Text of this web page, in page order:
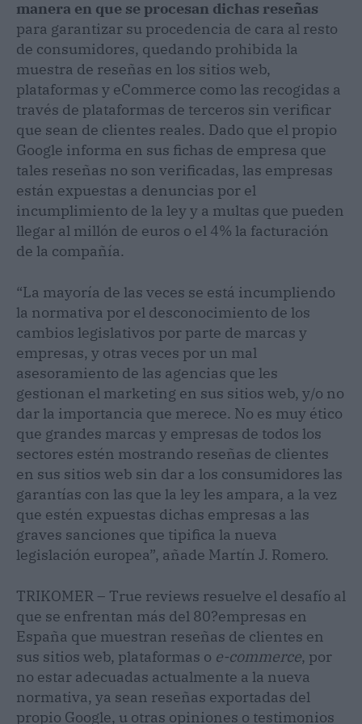
manera en que se procesan dichas reseñas
para garantizar su procedencia de cara al resto
de consumidores, quedando prohibida la
muestra de reseñas en los sitios web,
plataformas y eCommerce como las recogidas a
través de plataformas de terceros sin verificar
que sean de clientes reales. Dado que el propio
Google informa en sus fichas de empresa que
tales reseñas no son verificadas, las empresas
están expuestas a denuncias por el
incumplimiento de la ley y a multas que pueden
llegar al millón de euros o el 4% la facturación
de la compañía.
“La mayoría de las veces se está incumpliendo
la normativa por el desconocimiento de los
cambios legislativos por parte de marcas y
empresas, y otras veces por un mal
asesoramiento de las agencias que les
gestionan el marketing en sus sitios web, y/o no
dar la importancia que merece. No es muy ético
que grandes marcas y empresas de todos los
sectores estén mostrando reseñas de clientes
en sus sitios web sin dar a los consumidores las
garantías con las que la ley les ampara, a la vez
que estén expuestas dichas empresas a las
graves sanciones que tipifica la nueva
legislación europea”, añade Martín J. Romero.
TRIKOMER – True reviews resuelve el desafío al
que se enfrentan más del 80?empresas en
España que muestran reseñas de clientes en
sus sitios web, plataformas o e-commerce, por
no estar adecuadas actualmente a la nueva
normativa, ya sean reseñas exportadas del
propio Google, u otras opiniones o testimonios